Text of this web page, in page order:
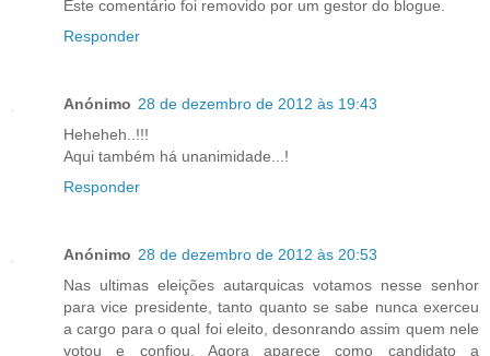
Este comentário foi removido por um gestor do blogue.
Responder
Anónimo 28 de dezembro de 2012 às 19:43
Heheheh..!!!
Aqui também há unanimidade...!
Responder
Anónimo 28 de dezembro de 2012 às 20:53
Nas ultimas eleições autarquicas votamos nesse senhor
para vice presidente, tanto quanto se sabe nunca exerceu
a cargo para o qual foi eleito, desonrando assim quem nele
votou e confiou. Agora aparece como candidato a